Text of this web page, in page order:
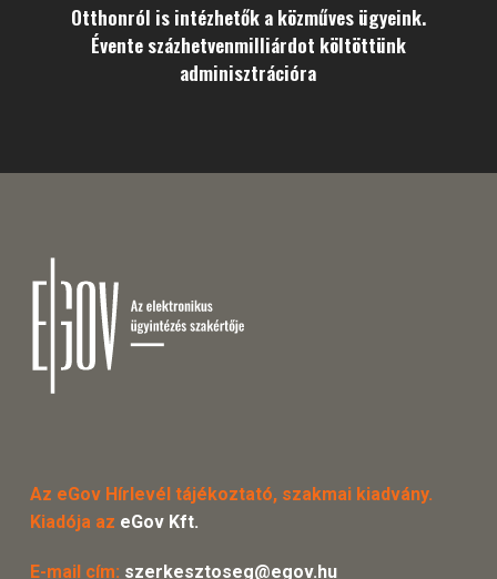
Otthonról is intézhetők a közműves ügyeink.
Évente százhetvenmilliárdot költöttünk
adminisztrációra
Az eGov Hírlevél tájékoztató, szakmai kiadvány.
Kiadója az eGov Kft.
E-mail cím: szerkesztoseg@egov.hu